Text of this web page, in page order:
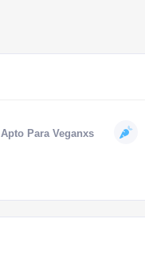
Apto Para Veganxs